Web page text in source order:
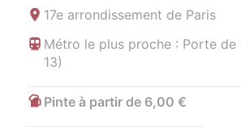
17e arrondissement de Paris
Métro le plus proche : Porte de
13)
Pinte à partir de 6,00 €